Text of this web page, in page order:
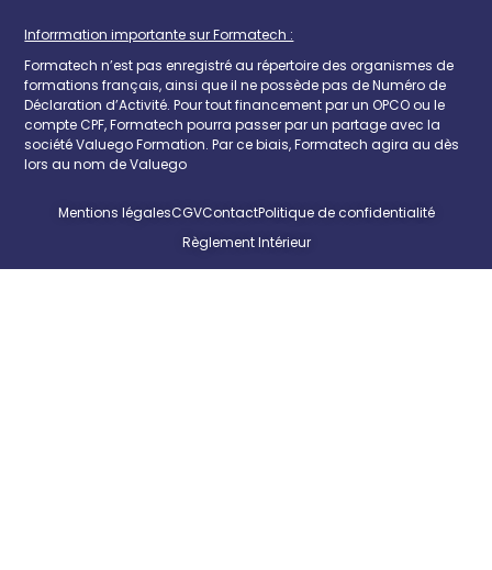
Inforrmation importante sur Formatech :
Formatech n’est pas enregistré au répertoire des organismes de
formations français, ainsi que il ne possède pas de Numéro de
Déclaration d’Activité. Pour tout financement par un OPCO ou le
compte CPF, Formatech pourra passer par un partage avec la
société Valuego Formation. Par ce biais, Formatech agira au dès
lors au nom de Valuego
Mentions légalesCGVContactPolitique de confidentialité
Règlement Intérieur